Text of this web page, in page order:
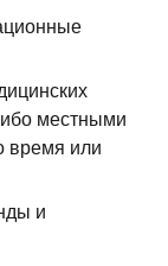
местными
время или
и